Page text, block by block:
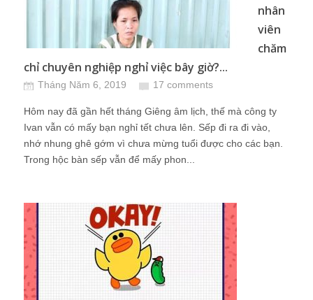
nhân
viên
chăm
chỉ chuyên nghiệp nghỉ việc bây giờ?...
Tháng Năm 6, 2019 17 comments
Hôm nay đã gần hết tháng Giêng âm lịch, thế mà công ty
Ivan vẫn có mấy bạn nghỉ tết chưa lên. Sếp đi ra đi vào,
nhớ nhung ghê gớm vì chưa mừng tuổi được cho các bạn.
Trong hộc bàn sếp vẫn để mấy phon...